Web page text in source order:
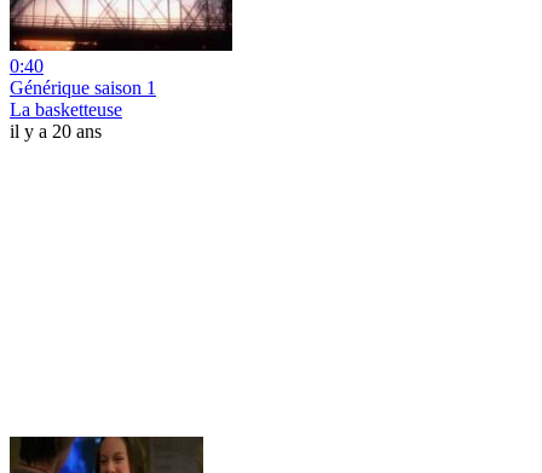
0:40
Générique saison 1
La basketteuse
il y a 20 ans